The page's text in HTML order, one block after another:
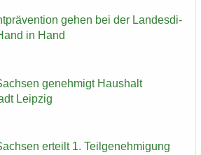
gehen bei der Lan­des­di­
in Hand
ge­neh­migt Haus­halt
Leip­zig
er­teilt 1. Teil­ge­neh­mi­gung